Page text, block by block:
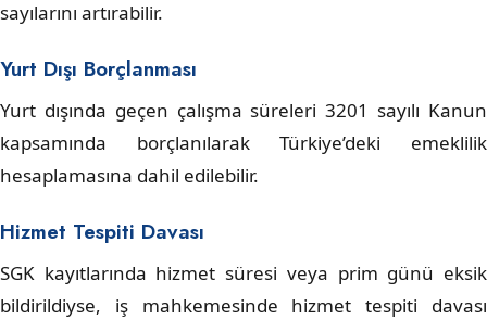
sayılarını artırabilir.
Yurt Dışı Borçlanması
Yurt dışında geçen çalışma süreleri 3201 sayılı Kanun
kapsamında borçlanılarak Türkiye’deki emeklilik
hesaplamasına dahil edilebilir.
Hizmet Tespiti Davası
SGK kayıtlarında hizmet süresi veya prim günü eksik
bildirildiyse, iş mahkemesinde hizmet tespiti davası